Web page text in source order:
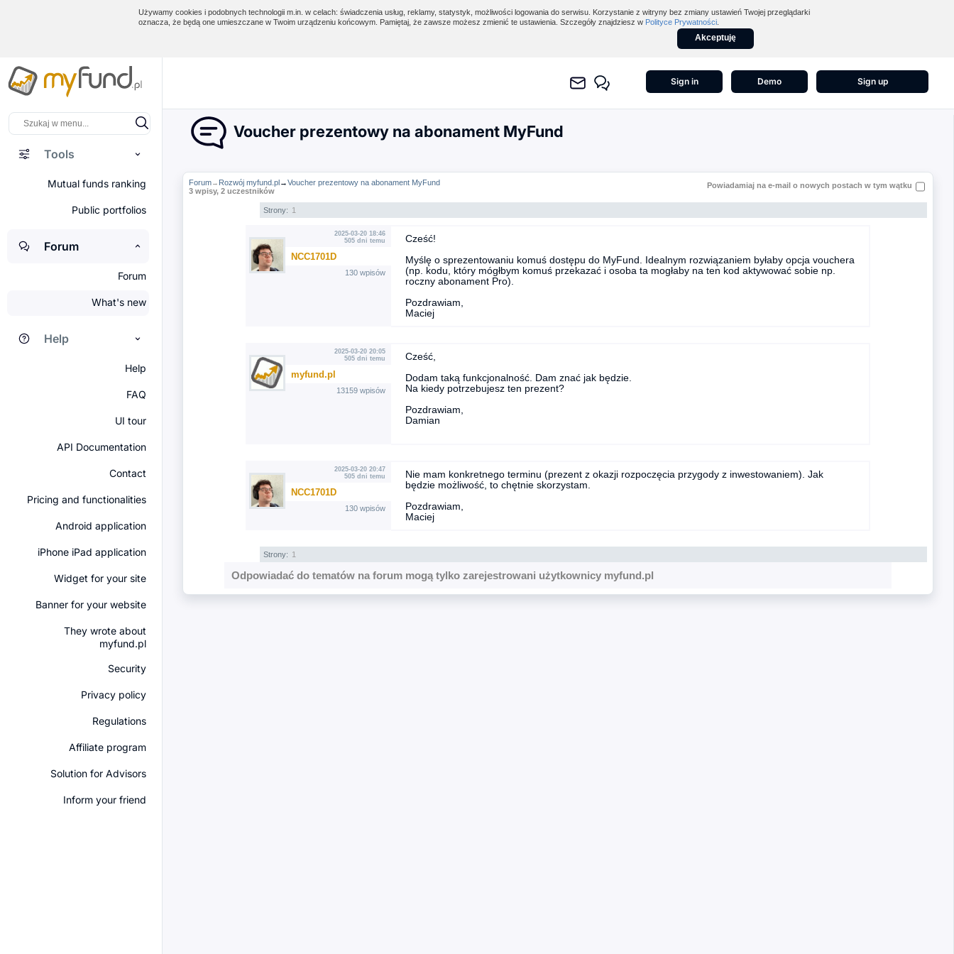
Używamy cookies i podobnych technologii m.in. w celach: świadczenia usług, reklamy, statystyk, możliwości logowania do serwisu. Korzystanie z witryny bez zmiany ustawień Twojej przeglądarki
oznacza, że będą one umieszczane w Twoim urządzeniu końcowym. Pamiętaj, że zawsze możesz zmienić te ustawienia. Szczegóły znajdziesz w Polityce Prywatności
Akceptuję
Tools
Mutual funds ranking
Public portfolios
Forum
Forum
What's new
Help
Help
FAQ
UI tour
API Documentation
Contact
Pricing and functionalities
Android application
iPhone iPad application
Widget for your site
Banner for your website
They wrote about
myfund.pl
Security
Privacy policy
Regulations
Affiliate program
Solution for Advisors
Inform your friend
Sign in Demo Sign up
Voucher prezentowy na abonament MyFund
Forum→ Rozwój myfund.pl→Voucher prezentowy na abonament MyFund
3 wpisy, 2 uczestników
Powiadamiaj na e-mail o nowych postach w tym wątku
Strony: 1
2025-03-20 18:46
505 dni temu
NCC1701D
130 wpisów
Cześć!
Myślę o sprezentowaniu komuś dostępu do MyFund. Idealnym rozwiązaniem byłaby opcja vouchera
(np. kodu, który mógłbym komuś przekazać i osoba ta mogłaby na ten kod aktywować sobie np.
roczny abonament Pro).
Pozdrawiam,
Maciej
2025-03-20 20:05
505 dni temu
myfund.pl
13159 wpisów
Cześć,
Dodam taką funkcjonalność. Dam znać jak będzie.
Na kiedy potrzebujesz ten prezent?
Pozdrawiam,
Damian
2025-03-20 20:47
505 dni temu
NCC1701D
130 wpisów
Nie mam konkretnego terminu (prezent z okazji rozpoczęcia przygody z inwestowaniem). Jak
będzie możliwość, to chętnie skorzystam.
Pozdrawiam,
Maciej
Strony: 1
Odpowiadać do tematów na forum mogą tylko zarejestrowani użytkownicy myfund.pl